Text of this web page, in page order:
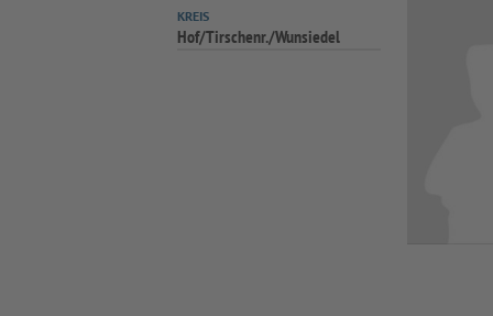
KREIS
Hof/Tirschenr./Wunsiedel